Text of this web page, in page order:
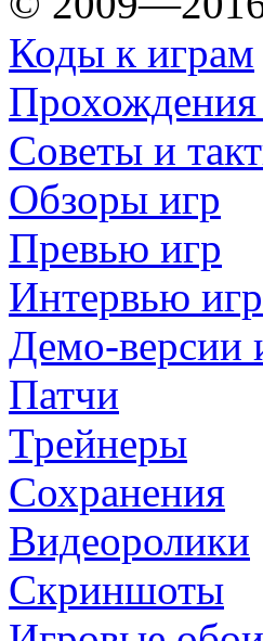
Коды к играм
Прохождения
Советы и
Обзоры игр
Превью игр
Интервью игр
Демо-версии
Патчи
Трейнеры
Сохранения
Видеоролики
Скриншоты